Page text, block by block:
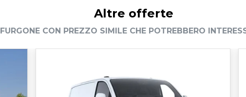
Altre offerte
FURGONE CON PREZZO SIMILE CHE POTREBBERO